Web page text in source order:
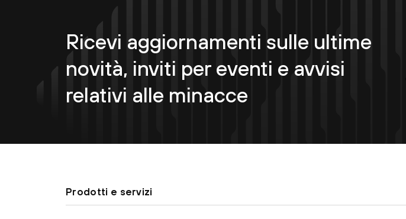
Ricevi aggiornamenti sulle ultime
novità, inviti per eventi e avvisi
relativi alle minacce
Prodotti e servizi